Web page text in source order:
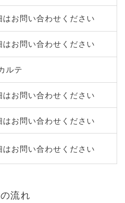
はお問い合わせください
はお問い合わせください
ルテ
はお問い合わせください
はお問い合わせください
はお問い合わせください
流れ